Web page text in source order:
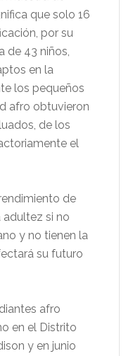
que solo 16
por su
de 43 niños,
en la
los pequeños
afro obtuvieron
de los
el
de
adultez si no
y no tienen la
su futuro
afro
en el Distrito
y en junio